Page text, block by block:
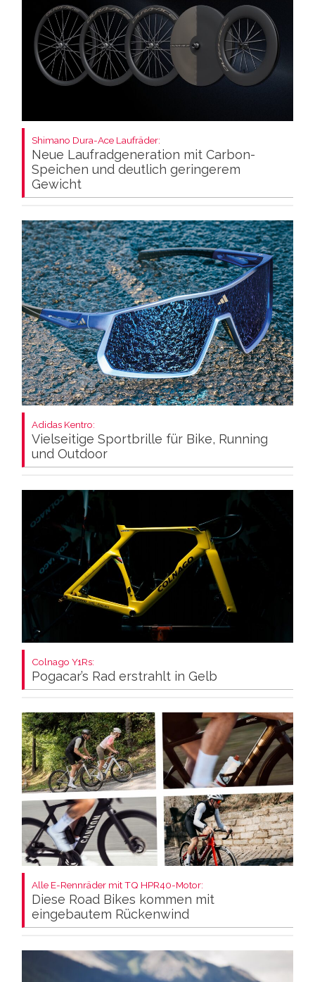
Shimano Dura-Ace Laufräder:
Neue Laufradgeneration mit Carbon-
Speichen und deutlich geringerem
Gewicht
Adidas Kentro:
Vielseitige Sportbrille für Bike, Running
und Outdoor
Colnago Y1Rs:
Pogacar’s Rad erstrahlt in Gelb
Alle E-Rennräder mit TQ HPR40-Motor:
Diese Road Bikes kommen mit
eingebautem Rückenwind